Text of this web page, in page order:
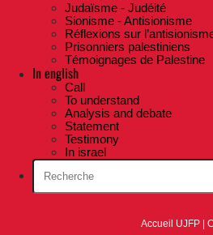
Judaïsme - Judéité
Sionisme - Antisionisme
Réflexions sur
Prisonniers palestiniens
Témoignages de Palestine
In english
Call
To understand
Analysis and debate
Statement
Testimony
In israel
Accueil UJFP |